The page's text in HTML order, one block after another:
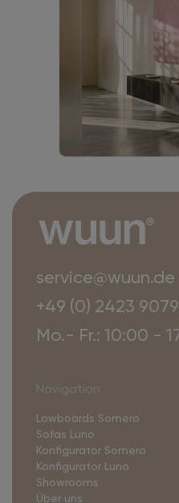
service@wuun.de
+49 (0) 2423
Mo.- Fr.: 10:00 -
Lowboards Somero
Sofas Luno
Konfigurator Somero
Konfigurator Luno
Showrooms
Über uns